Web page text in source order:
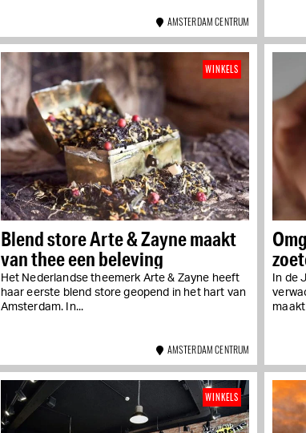
AMSTERDAM CENTRUM
Blend store Arte & Zayne maakt
van thee een beleving
Het Nederlandse theemerk Arte & Zayne heeft
haar eerste blend store geopend in het hart van
Amsterdam. In...
WINKELS
AMSTERDAM CENTRUM
In de
WINKELS